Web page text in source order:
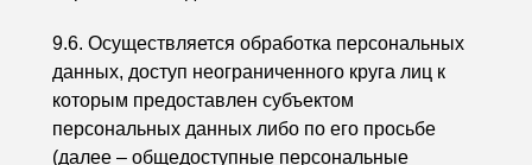
9.6. Осуществляется обработка персональных
данных, доступ неограниченного круга лиц к
которым предоставлен субъектом
персональных данных либо по его просьбе
(далее – общедоступные персональные